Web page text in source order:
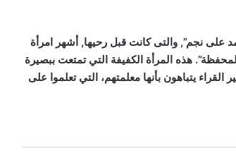
على نجم”, والتى كانت قبل رحيها, أشهر امرأة
هذه المرأة الكفيفة التي تمتعت ببصيرة
القراء يتباهون بأنها معلمتهم، التي تعلموا على